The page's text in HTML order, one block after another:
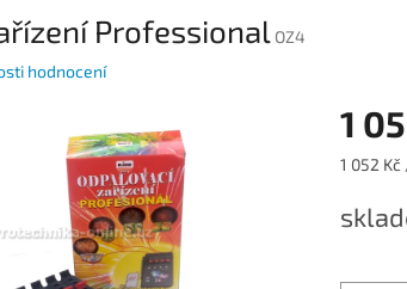
Professional OZ4
hodnocení
1
Měrná
1 052 Kč